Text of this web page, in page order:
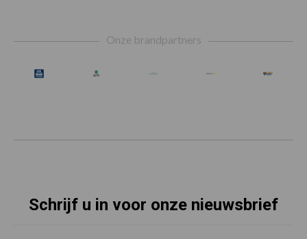
Onze brandpartners
Schrijf u in voor onze nieuwsbrief